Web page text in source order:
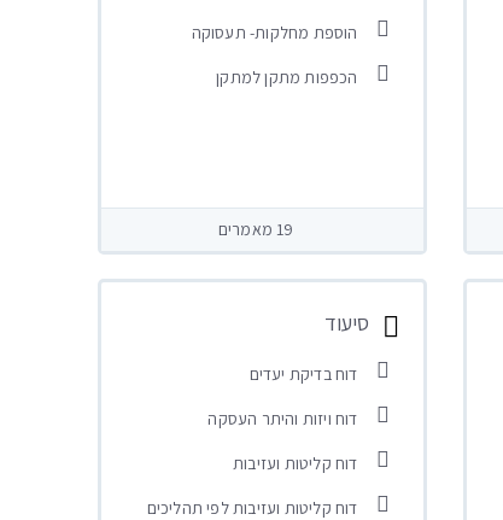
הוספת מחלקות- תעסוקה
הכפפות מתקן למתקן
19 מאמרים
סיעוד
דוח בדיקת יעדים
דוח ויזות והיתר העסקה
דוח קליטות ועזיבות
דוח קליטות ועזיבות לפי תהליכים